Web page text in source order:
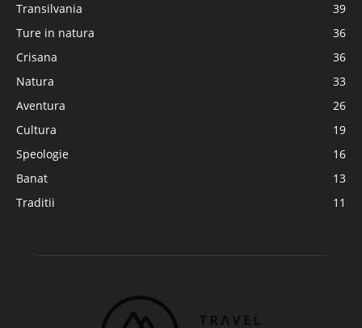
Transilvania
39
Ture in natura
36
Crisana
36
Natura
33
Aventura
26
Cultura
19
Speologie
16
Banat
13
Traditii
11